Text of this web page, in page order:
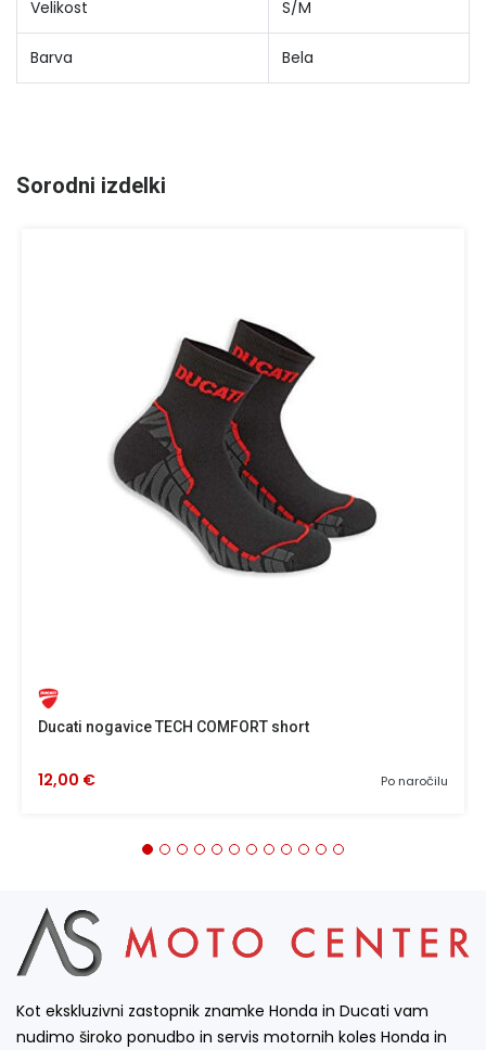
Velikost S/M
Barva Bela
Sorodni izdelki
Ducati nogavice TECH COMFORT short
Po naročilu
12,00 €
Kot ekskluzivni zastopnik znamke Honda in Ducati vam
nudimo široko ponudbo in servis motornih koles Honda in